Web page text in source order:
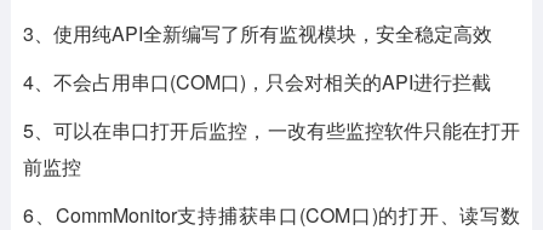
3、使用纯API全新编写了所有监视模块，安全稳定高效
4、不会占用串口(COM口)，只会对相关的API进行拦截
5、可以在串口打开后监控，一改有些监控软件只能在打开
前监控
6、CommMonitor支持捕获串口(COM口)的打开、读写数